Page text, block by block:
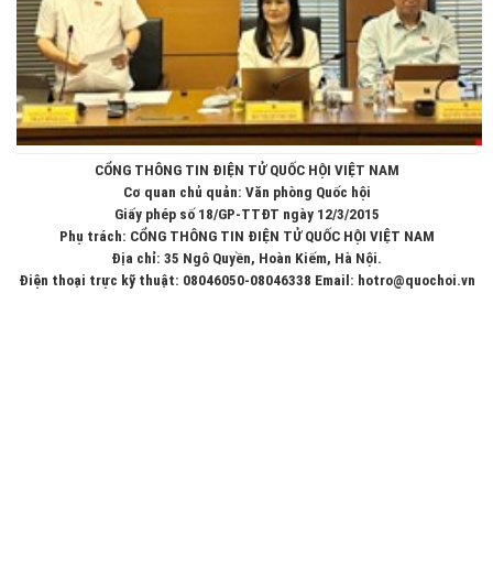
CỔNG THÔNG TIN ĐIỆN TỬ QUỐC HỘI VIỆT NAM
Cơ quan chủ quản: Văn phòng Quốc hội
Giấy phép số 18/GP-TTĐT ngày 12/3/2015
Phụ trách: CỔNG THÔNG TIN ĐIỆN TỬ QUỐC HỘI VIỆT NAM
Địa chỉ: 35 Ngô Quyền, Hoàn Kiếm, Hà Nội.
Điện thoại trực kỹ thuật: 08046050-08046338 Email: hotro@quochoi.vn